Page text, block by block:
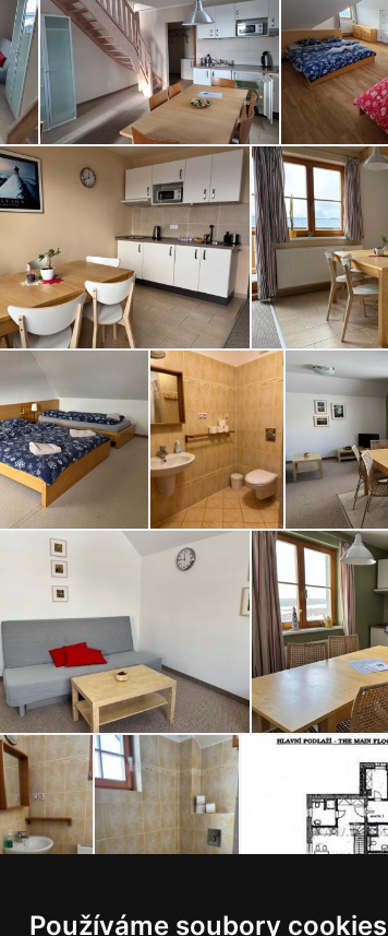
Používáme soubory cookies